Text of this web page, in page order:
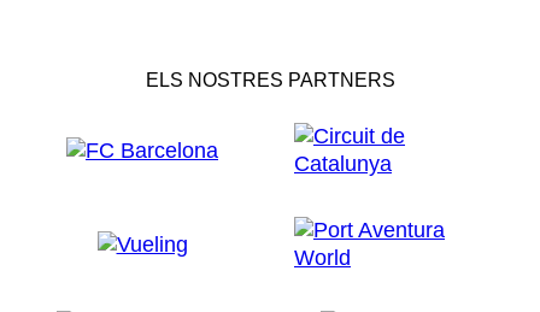
ELS NOSTRES PARTNERS